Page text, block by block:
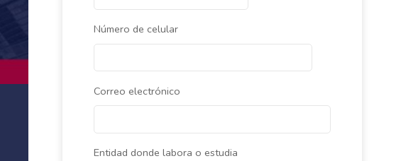
Número de celular
Correo electrónico
Entidad donde labora o estudia